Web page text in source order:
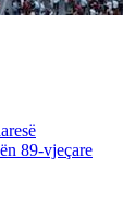
89-vjeçare